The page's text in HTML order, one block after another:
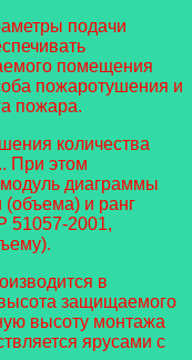
подачи
помещения
пожаротушения и
пожара.
количества
При этом
диаграммы
и ранг
51057-2001,
в
защищаемого
высоту монтажа
ярусами с